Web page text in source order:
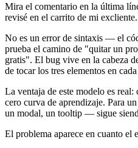
Mira el comentario en la última
revisé en el carrito de mi excliente.
No es un error de sintaxis — el
prueba el camino de "quitar un
gratis". El bug vive en la cabeza
de tocar los tres elementos en
La ventaja de este modelo es
cero curva de aprendizaje. Para
un modal, un tooltip — sigue
El problema aparece en cuanto el